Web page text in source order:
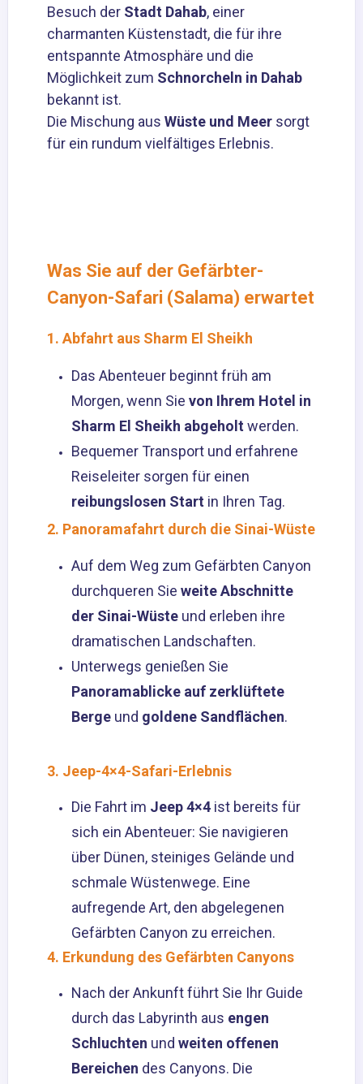
Besuch der Stadt Dahab, einer
charmanten Küstenstadt, die für ihre
entspannte Atmosphäre und die
Möglichkeit zum Schnorcheln in Dahab
bekannt ist.
Die Mischung aus Wüste und Meer sorgt
für ein rundum vielfältiges Erlebnis.
Was Sie auf der Gefärbter-
Canyon-Safari (Salama) erwartet
1. Abfahrt aus Sharm El Sheikh
Das Abenteuer beginnt früh am
Morgen, wenn Sie von Ihrem Hotel in
Sharm El Sheikh abgeholt werden.
Bequemer Transport und erfahrene
Reiseleiter sorgen für einen
reibungslosen Start in Ihren Tag.
2. Panoramafahrt durch die Sinai-Wüste
Auf dem Weg zum Gefärbten Canyon
durchqueren Sie weite Abschnitte
der Sinai-Wüste und erleben ihre
dramatischen Landschaften.
Unterwegs genießen Sie
Panoramablicke auf zerklüftete
Berge und goldene Sandflächen.
3. Jeep-4×4-Safari-Erlebnis
Die Fahrt im Jeep 4×4 ist bereits für
sich ein Abenteuer: Sie navigieren
über Dünen, steiniges Gelände und
schmale Wüstenwege. Eine
aufregende Art, den abgelegenen
Gefärbten Canyon zu erreichen.
4. Erkundung des Gefärbten Canyons
Nach der Ankunft führt Sie Ihr Guide
durch das Labyrinth aus engen
Schluchten und weiten offenen
Bereichen des Canyons. Die